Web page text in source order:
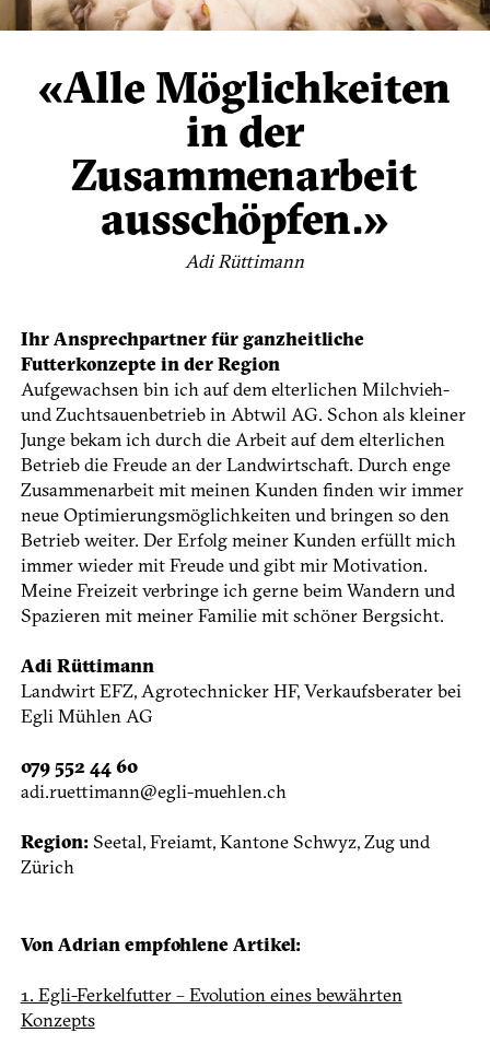
«Alle Möglichkeiten
in der
Zusammenarbeit
ausschöpfen.»
Adi Rüttimann
Ihr Ansprechpartner für ganzheitliche
Futterkonzepte in der Region
Aufgewachsen bin ich auf dem elterlichen Milchvieh-
und Zuchtsauenbetrieb in Abtwil AG. Schon als kleiner
Junge bekam ich durch die Arbeit auf dem elterlichen
Betrieb die Freude an der Landwirtschaft. Durch enge
Zusammenarbeit mit meinen Kunden finden wir immer
neue Optimierungsmöglichkeiten und bringen so den
Betrieb weiter. Der Erfolg meiner Kunden erfüllt mich
immer wieder mit Freude und gibt mir Motivation.
Meine Freizeit verbringe ich gerne beim Wandern und
Spazieren mit meiner Familie mit schöner Bergsicht.
Adi Rüttimann
Landwirt EFZ, Agrotechnicker HF, Verkaufsberater bei
Egli Mühlen AG
079 552 44 60
adi.ruettimann@egli-muehlen.ch
Region: Seetal, Freiamt, Kantone Schwyz, Zug und
Zürich
Von Adrian empfohlene Artikel:
1. Egli-Ferkelfutter – Evolution eines bewährten
Konzepts